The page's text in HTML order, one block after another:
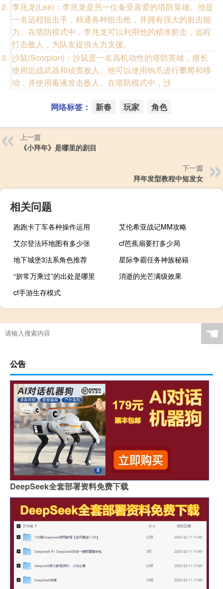
李兆龙(Lee)：李兆龙是另一位备受喜爱的塔防英雄。他是
一名远程狙击手，精通各种狙击枪，并拥有强大的射击能
力。在塔防模式中，李兆龙可以利用他的精准射击，远程
打击敌人，为队友提供火力支援。
沙鼠(Scorpion)：沙鼠是一名高机动性的塔防英雄，擅长
使用近战武器和侦查敌人。他可以使用钩爪进行攀爬和移
动，并使用毒液攻击敌人。在塔防模式中，沙
网络标签： 新春 玩家 角色
上一篇
《小拜年》是哪里的剧目
下一篇
拜年发型教程中短发女
相关问题
跑跑卡丁车各种操作运用
艾伦希亚战记MM攻略
艾尔登法环地图有多少张
cf芭蕉扇要打多少局
地下城堡3法系角色推荐
星际争霸任务神族秘籍
“旂常万乘过”的出处是哪里
消逝的光芒满级效果
cf手游生存模式
☚
公告
DeepSeek全套部署资料免费下载